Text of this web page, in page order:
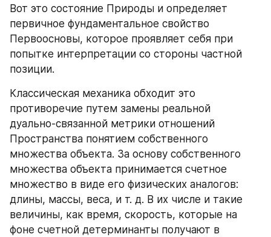
Вот это состояние Природы и определяет
первичное фундаментальное свойство
Первоосновы, которое проявляет себя при
попытке интерпретации со стороны частной
позиции.
Классическая механика обходит это
противоречие путем замены реальной
дуально‑связанной метрики отношений
Пространства понятием собственного
множества объекта. За основу собственного
множества объекта принимается счетное
множество в виде его физических аналогов:
длины, массы, веса, и т. д. В их числе и такие
величины, как время, скорость, которые на
фоне счетной детерминанты получают в